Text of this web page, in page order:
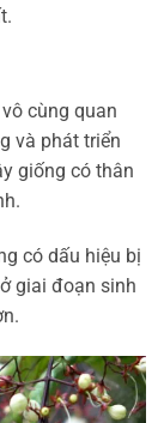
cùng quan
và phát triển
giống có thân
có dấu hiệu bị
giai đoạn sinh